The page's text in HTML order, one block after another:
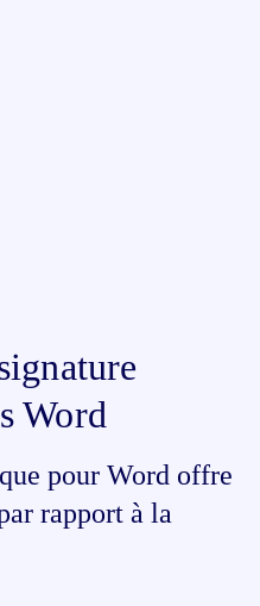
Word
pour Word offre
rapport à la